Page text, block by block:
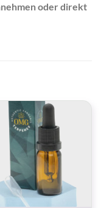
oder direkt